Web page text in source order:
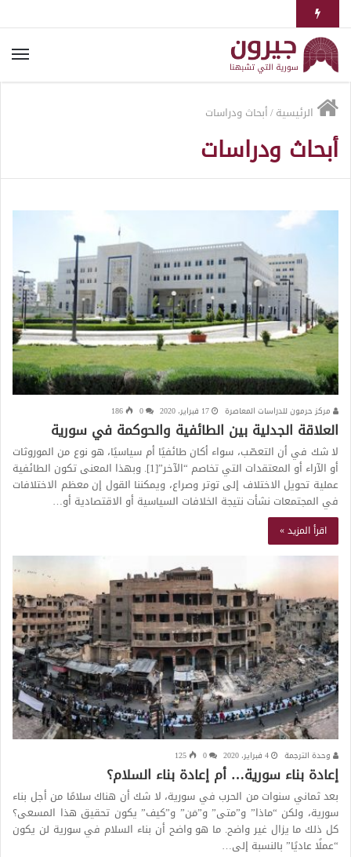
الرئيسية/أبحاث ودراسات
أبحاث ودراسات
مركز حرمون للدراسات المعاصرة 17 فبراير، 2020 186
العلاقة الجدلية بين الطائفية والحوكمة في سورية
لا شك في أن التعصّب، سواء أكان طائفيًا أم سياسيًا، هو نوع من الموروثات
أو الآراء أو المعتقدات التي تخاصم “الآخر”[1]. وبهذا المعنى تكون الطائفية
عملية تحويل الاختلاف إلى توتر وصراع، ويمكننا القول إن معظم الاختلافات
في المجتمعات نشأت نتيجة الخلافات السياسية أو الاقتصادية أو…
اقرأ المزيد »
وحدة الترجمة 4 فبراير، 2020 125
إعادة بناء سورية… أم إعادة بناء السلام؟
بعد ثماني سنوات من الحرب في سورية، لا شك أن هناك سلامًا من أجل بناء
سورية، ولكن “ماذا” و”متى” و”مَن” و”كيف” يكون تحقيق هذا المسعى؟
كل ذلك ما يزال غير واضح. ما هو واضح أن بناء السلام في سورية لن يكون
“عملًا عاديًا” بالنسبة إلى…